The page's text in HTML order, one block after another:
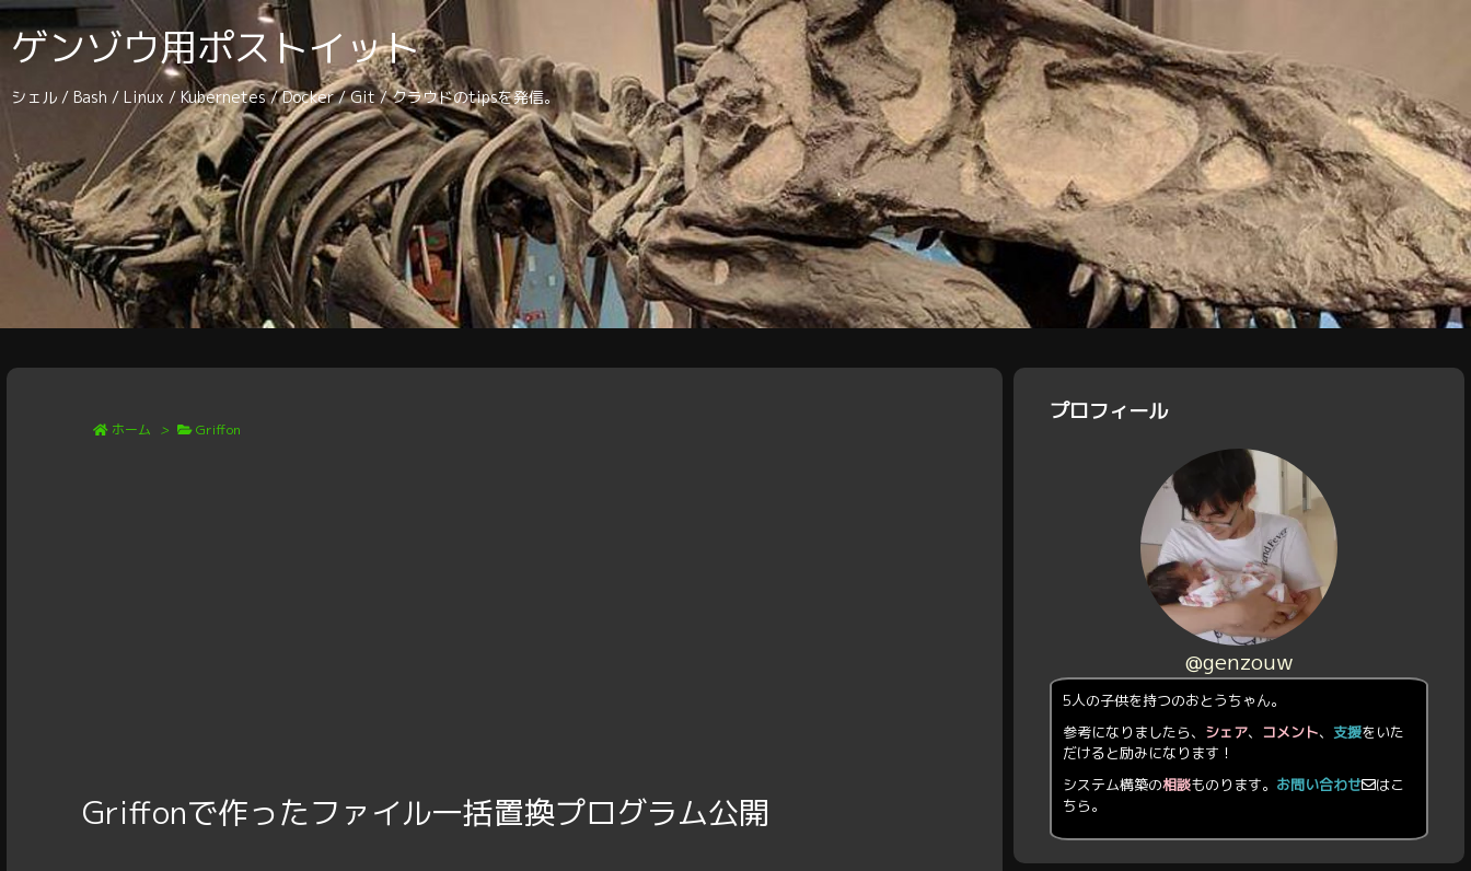
ゲンゾウ用ポストイット
シェル / Bash / Linux / Kubernetes / Docker / Git / クラウドのtipsを発信。
ホーム > Griffon
Griffonで作ったファイル一括置換プログラム公開
プロフィール
@genzouw
5人の子供を持つのおとうちゃん。
参考になりましたら、 シェア、 コメント、 支援をいた
だけると励みになります！
システム構築の相談ものります。 お問い合わせ
はこ
ちら。